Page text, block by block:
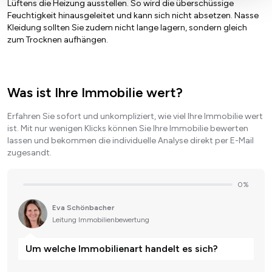
Lüftens die Heizung ausstellen. So wird die überschüssige
Feuchtigkeit hinausgeleitet und kann sich nicht absetzen. Nasse
Kleidung sollten Sie zudem nicht lange lagern, sondern gleich
zum Trocknen aufhängen.
Was ist Ihre Immobilie wert?
Erfahren Sie sofort und unkompliziert, wie viel Ihre Immobilie wert
ist. Mit nur wenigen Klicks können Sie Ihre Immobilie bewerten
lassen und bekommen die individuelle Analyse direkt per E-Mail
zugesandt.